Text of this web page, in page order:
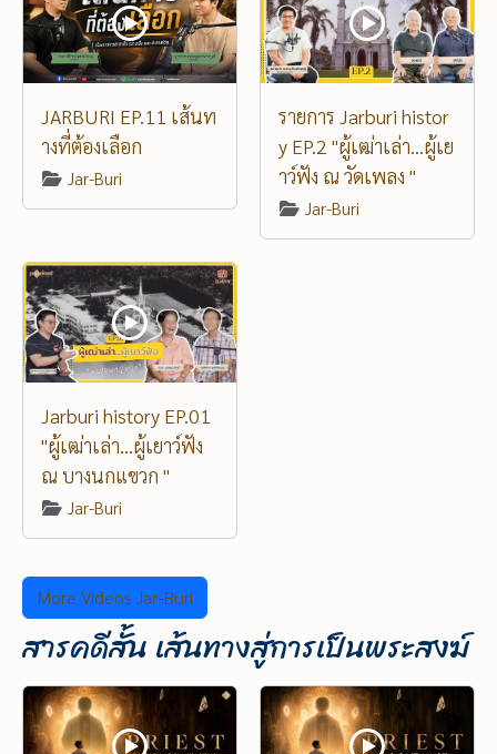
JARBURI EP.11 เส้นท
างที่ต้องเลือก
Jar-Buri
รายการ Jarburi histor
y EP.2 "ผู้เฒ่าเล่า...ผู้เย
าว์ฟัง ณ วัดเพลง "
Jar-Buri
Jarburi history EP.01
"ผู้เฒ่าเล่า...ผู้เยาว์ฟัง
ณ บางนกแขวก "
Jar-Buri
More Videos Jar-Buri
สารคดีสั้น เส้นทางสู่การเป็นพระสงฆ์